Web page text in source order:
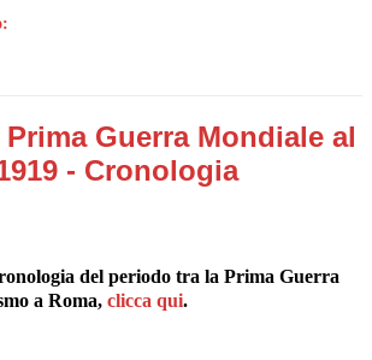
Guerra Mondiale al
- Cronologia
del periodo tra la Prima Guerra
a Roma, clicca qui.